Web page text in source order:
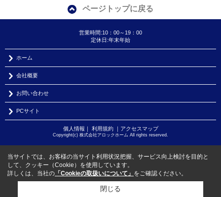
ページトップに戻る
営業時間:10：00～19：00
定休日:年末年始
ホーム
会社概要
お問い合わせ
PCサイト
個人情報 ｜ 利用規約｜ アクセスマップ
Copyright(c) 株式会社アロックホーム All rights reserved.
当サイトでは、お客様の当サイト利用状況把握、サービス向上検討を目的と
して、クッキー（Cookie）を使用しています。
詳しくは、当社の 「Cookieの取扱いについて」 をご確認ください。
閉じる